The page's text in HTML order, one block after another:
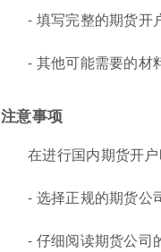
- 填写完整的期货开
- 其他可能需要的材
注意事项
在进行国内期货开
- 选择正规的期货公
- 仔细阅读期货公司